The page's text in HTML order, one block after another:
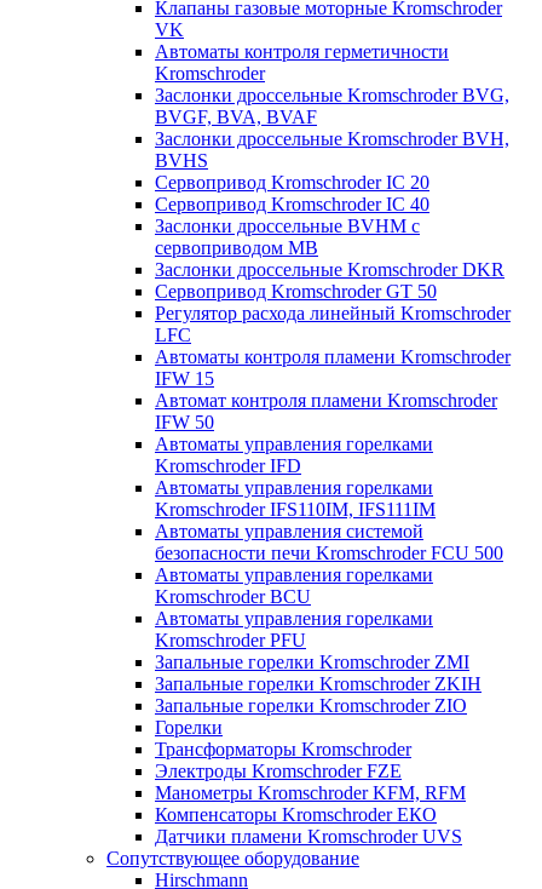
Клапаны газовые моторные Kromschroder
VK
Автоматы контроля герметичности
Kromschroder
Заслонки дроссельные Kromschroder BVG,
BVGF, BVA, BVAF
Заслонки дроссельные Kromschroder BVH,
BVHS
Сервопривод Kromschroder IC 20
Сервопривод Kromschroder IC 40
Заслонки дроссельные BVHM с
сервоприводом МВ
Заслонки дроссельные Kromschroder DKR
Cервопривод Kromschroder GT 50
Регулятор расхода линейный Kromschroder
LFC
Автоматы контроля пламени Kromschroder
IFW 15
Автомат контроля пламени Kromschroder
IFW 50
Автоматы управления горелками
Kromschroder IFD
Автоматы управления горелками
Kromschroder IFS110IM, IFS111IM
Автоматы управления системой
безопасности печи Kromschroder FCU 500
Автоматы управления горелками
Kromschroder BCU
Автоматы управления горелками
Kromschroder PFU
Запальные горелки Kromschroder ZМI
Запальные горелки Kromschroder ZKIH
Запальные горелки Kromschroder ZIO
Горелки
Трансформаторы Kromschroder
Электроды Kromschroder FZE
Манометры Kromschroder KFM, RFM
Компенсаторы Kromschroder ЕКО
Датчики пламени Kromschroder UVS
Сопутствующее оборудование
Hirschmann